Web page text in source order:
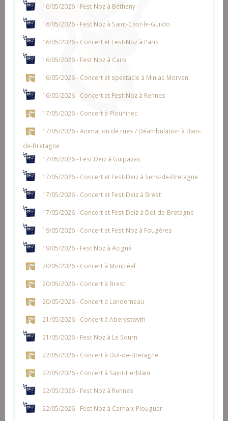
16/05/2026 - Fest Noz à Bétheny
16/05/2026 - Fest Noz à Saint-Cast-le-Guildo
16/05/2026 - Concert et Fest-Noz à Paris
16/05/2026 - Fest Noz à Caro
16/05/2026 - Concert et spectacle à Miniac-Morvan
16/05/2026 - Concert et Fest-Noz à Rennes
17/05/2026 - Concert à Plouhinec
17/05/2026 - Animation de rues / Déambulation à Bain-
de-Bretagne
17/05/2026 - Fest Deiz à Guipavas
17/05/2026 - Concert et Fest-Deiz à Sens-de-Bretagne
17/05/2026 - Concert et Fest-Deiz à Brest
17/05/2026 - Concert et Fest-Deiz à Dol-de-Bretagne
19/05/2026 - Concert et Fest-Noz à Fougères
19/05/2026 - Fest Noz à Acigné
20/05/2026 - Concert à Montréal
20/05/2026 - Concert à Brest
20/05/2026 - Concert à Landerneau
21/05/2026 - Concert à Aberystwyth
21/05/2026 - Fest Noz à Le Sourn
22/05/2026 - Concert à Dol-de-Bretagne
22/05/2026 - Concert à Saint-Herblain
22/05/2026 - Fest Noz à Rennes
22/05/2026 - Fest Noz à Carhaix-Plouguer